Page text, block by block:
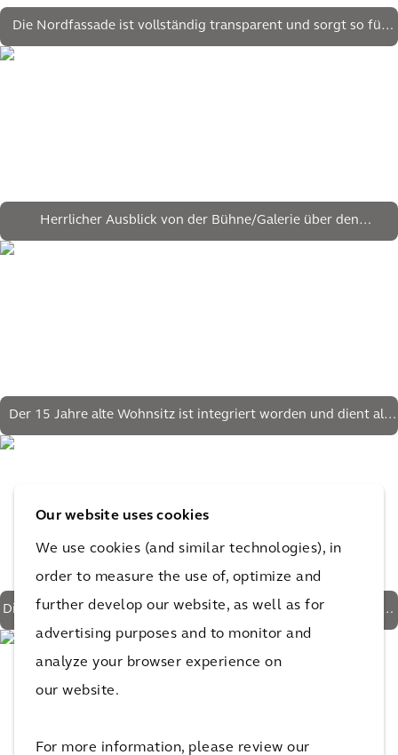
Our website uses cookies
We use cookies (and similar technologies), in
order to measure the use of, optimize and
further develop our website, as well as for
advertising purposes and to monitor and
analyze your browser experience on
our website.
For more information, please review our
Die Nordfassade ist vollständig transparent und sorgt so für
einen nahtlosen Übergang zwischen Umgebung und Gebäude
Herrlicher Ausblick von der Bühne/Galerie über den
Vortragsräumen
Der 15 Jahre alte Wohnsitz ist integriert worden und dient als
Büro
Die Grundfläche beträgt jetzt 1.250 m² statt der ursprünglichen
1.000 m²